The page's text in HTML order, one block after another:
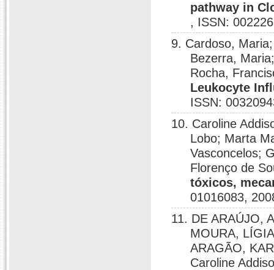
pathway in
, ISSN:
9. Cardoso,
Bezerra,
Rocha,
Leukocyte
ISSN:
10. Caroline
Lobo; Marta
Vasconcelos;
Florenço de
tóxicos,
01016083,
11. DE ARAÚJO,
MOURA,
ARAGÃO,
Caroline